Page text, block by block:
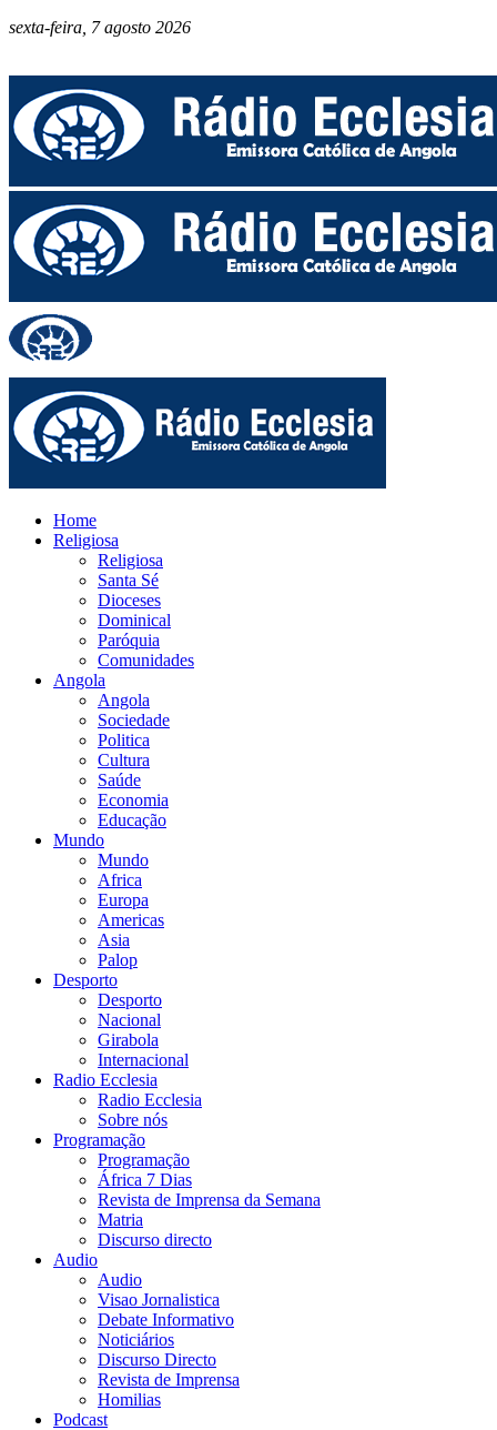
sexta-feira, 7 agosto 2026
Home
Religiosa
Religiosa
Santa Sé
Dioceses
Dominical
Paróquia
Comunidades
Angola
Angola
Sociedade
Politica
Cultura
Saúde
Economia
Educação
Mundo
Mundo
Africa
Europa
Americas
Asia
Palop
Desporto
Desporto
Nacional
Girabola
Internacional
Radio Ecclesia
Radio Ecclesia
Sobre nós
Programação
Programação
África 7 Dias
Revista de Imprensa da Semana
Matria
Discurso directo
Audio
Audio
Visao Jornalistica
Debate Informativo
Noticiários
Discurso Directo
Revista de Imprensa
Homilias
Podcast